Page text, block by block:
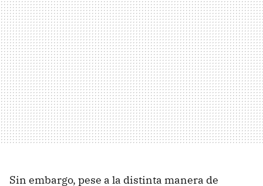
Sin embargo, pese a la distinta manera de